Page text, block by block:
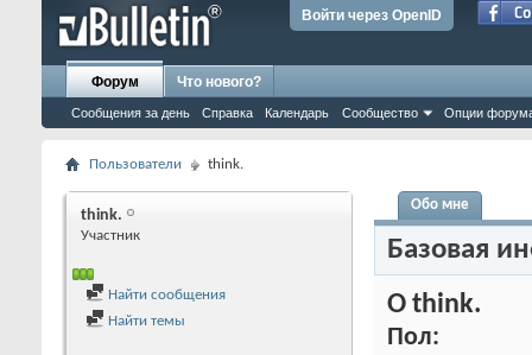
Войти через OpenID
Форум
Сообщения за день Справка Календарь Сообщество Опции
Что нового?
Пользователи think.
think.
Участник
Найти сообщения
Найти темы
Обо мне
Базовая
О think.
Пол: